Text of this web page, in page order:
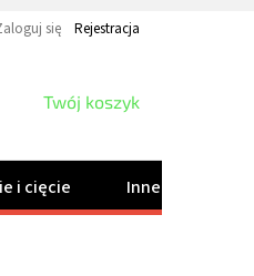
się Rejestracja
KOSZYK
Twój koszyk
i cięcie Inne produkty